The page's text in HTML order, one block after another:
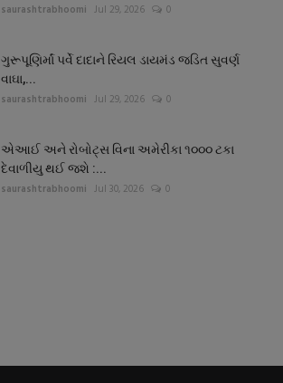
saurashtrabhoomi Jul 29, 2026 0
ગુરૂપૂણિર્માં પર્વે દાદાને રિયલ ડાયમંડ જડિત સુવર્ણ
વાઘા,...
saurashtrabhoomi Jul 29, 2026 0
એઆઈ અને રોબોટ્સ વિના અમેરીકા ૧૦૦૦ ટકા
દેવાળીયુ થઈ જશે :...
saurashtrabhoomi Jul 30, 2026 0